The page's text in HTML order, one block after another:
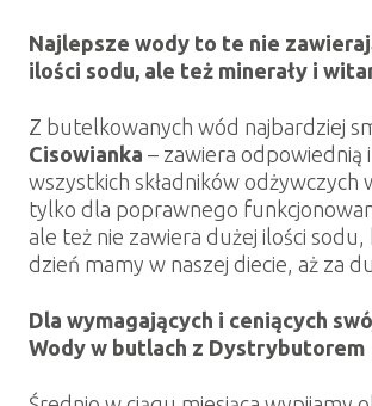
Najlepsze wody to te nie
ilości sodu, ale też minerały i
Z butelkowanych wód najbardziej
Cisowianka – zawiera odpowiednią
wszystkich składników odżywczych
tylko dla poprawnego
ale też nie zawiera dużej ilości
dzień mamy w naszej diecie, aż za
Dla wymagających i ceniących
Wody w butlach z Dystrybutorem